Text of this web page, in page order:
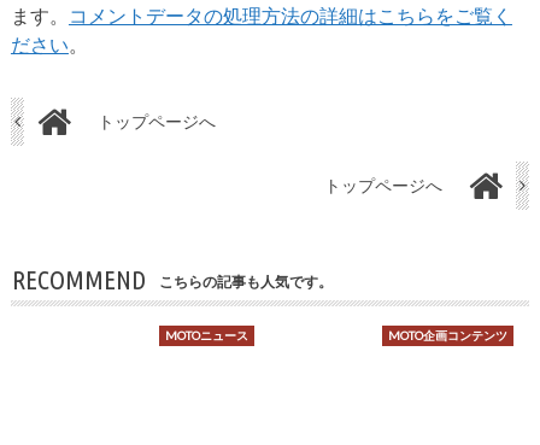
ます。
コメントデータの処理方法の詳細はこちらをご覧く
ださい。
トップページへ
トップページへ
RECOMMEND こちらの記事も人気です。
MOTOニュース MOTO企画コンテンツ